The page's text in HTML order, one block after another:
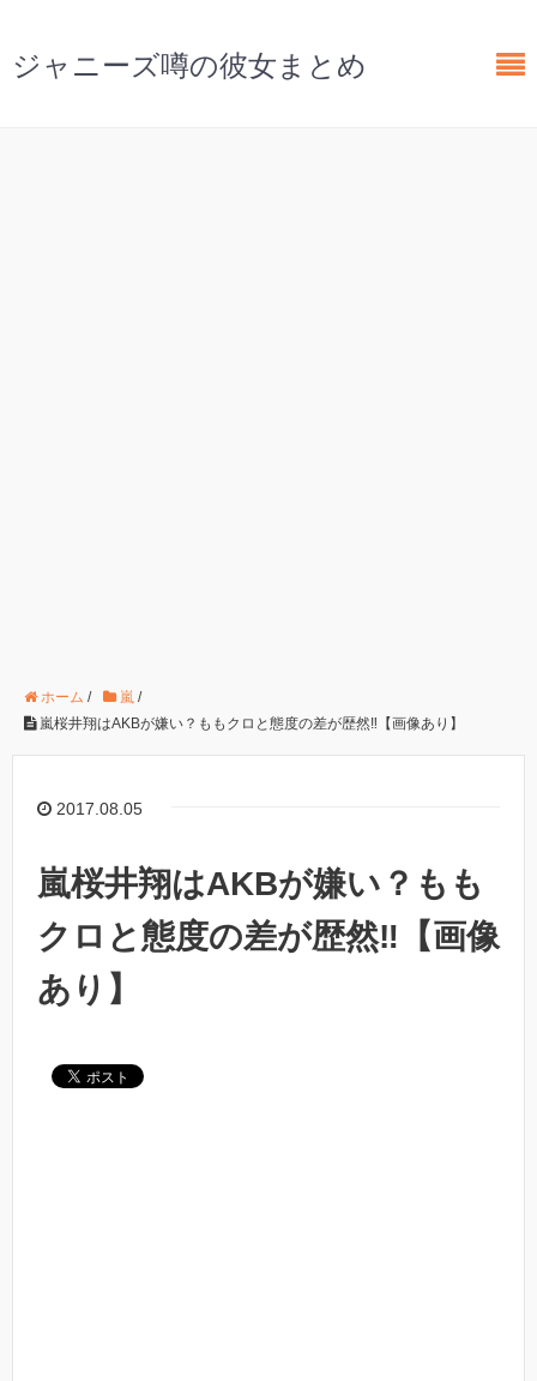
ジャニーズ噂の彼女まとめ
ホーム / 嵐 /
嵐桜井翔はAKBが嫌い？ももクロと態度の差が歴然‼︎【画像あり】
2017.08.05
嵐桜井翔はAKBが嫌い？もも
クロと態度の差が歴然‼︎【画像
あり】